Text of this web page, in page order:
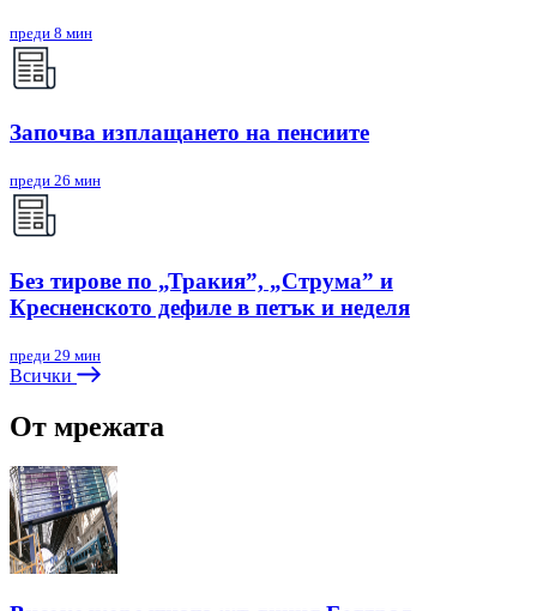
преди 8 мин
Започва изплащането на пенсиите
преди 26 мин
Без тирове по „Тракия”, „Струма” и
Кресненското дефиле в петък и неделя
преди 29 мин
Всички
От мрежата